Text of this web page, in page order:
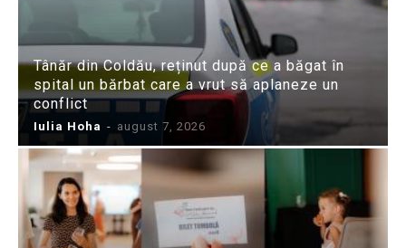
Tânăr din Coldău, reținut după ce a băgat în
spital un bărbat care a vrut să aplaneze un
conflict
Iulia Hoha - august 7, 2026